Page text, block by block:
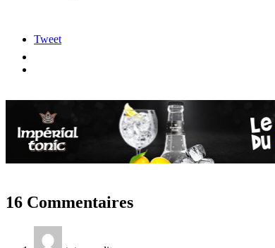
Tweet
16 Commentaires